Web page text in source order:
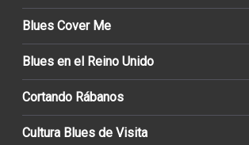
Blues Cover Me
Blues en el Reino Unido
Cortando Rábanos
Cultura Blues de Visita